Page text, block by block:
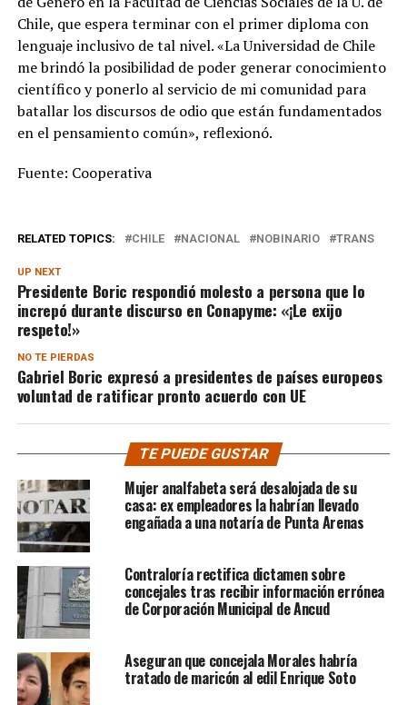
Chile, que espera terminar con el primer diploma con
lenguaje inclusivo de tal nivel. «La Universidad de Chile
me brindó la posibilidad de poder generar conocimiento
científico y ponerlo al servicio de mi comunidad para
batallar los discursos de odio que están fundamentados
en el pensamiento común», reflexionó.
Fuente: Cooperativa
RELATED TOPICS: CHILE NACIONAL NOBINARIO TRANS
UP NEXT
Presidente Boric respondió molesto a persona que lo
increpó durante discurso en Conapyme: «¡Le exijo
respeto!»
NO TE PIERDAS
Gabriel Boric expresó a presidentes de países europeos
voluntad de ratificar pronto acuerdo con UE
TE PUEDE GUSTAR
Mujer analfabeta será desalojada de su
casa: ex empleadores la habrían llevado
engañada a una notaría de Punta Arenas
Contraloría rectifica dictamen sobre
concejales tras recibir información errónea
de Corporación Municipal de Ancud
Aseguran que concejala Morales habría
tratado de maricón al edil Enrique Soto